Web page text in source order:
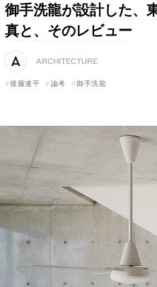
御手洗龍が設計した、
真と、そのレビュー
ARCHITECTURE
後藤連平 論考 御手洗龍